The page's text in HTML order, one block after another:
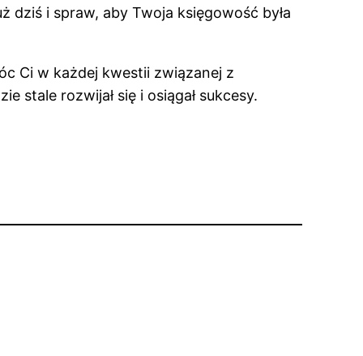
dziś i spraw, aby Twoja księgowość była
Ci w każdej kwestii związanej z
stale rozwijał się i osiągał sukcesy.